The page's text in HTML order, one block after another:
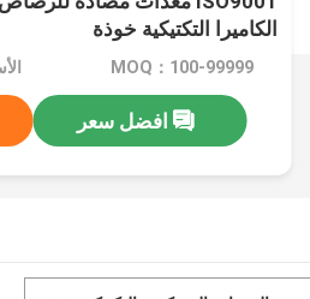
الكاميرا التكتيكية خوذة
MOQ：100-99999
افضل سعر